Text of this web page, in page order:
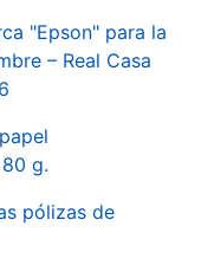
"Epson" para la
– Real Casa
g.
pólizas de